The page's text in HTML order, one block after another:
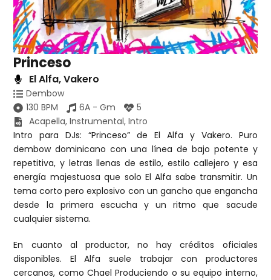
Princeso
El Alfa,Vakero
Dembow
130 BPM
6A - Gm
5
Acapella,Instrumental,Intro
Intro para DJs: “Princeso” de El Alfa y Vakero. Puro
dembow dominicano con una línea de bajo potente y
repetitiva, y letras llenas de estilo, estilo callejero y esa
energía majestuosa que solo El Alfa sabe transmitir. Un
tema corto pero explosivo con un gancho que engancha
desde la primera escucha y un ritmo que sacude
cualquier sistema.
En cuanto al productor, no hay créditos oficiales
disponibles. El Alfa suele trabajar con productores
cercanos, como Chael Produciendo o su equipo interno,